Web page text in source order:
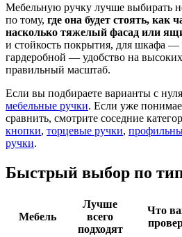
Мебельную ручку лучше выбирать
по тому, где она будет стоять, как
насколько тяжелый фасад или
и стойкость покрытия, для шкафа
гардеробной — удобство на
правильный масштаб.
Если вы подбираете варианты с
мебельные ручки. Если уже
сравнить, смотрите соседние
кнопки, торцевые ручки,
ручки.
Быстрый выбор по
Мебель
Лучше
всего
подходят
Что